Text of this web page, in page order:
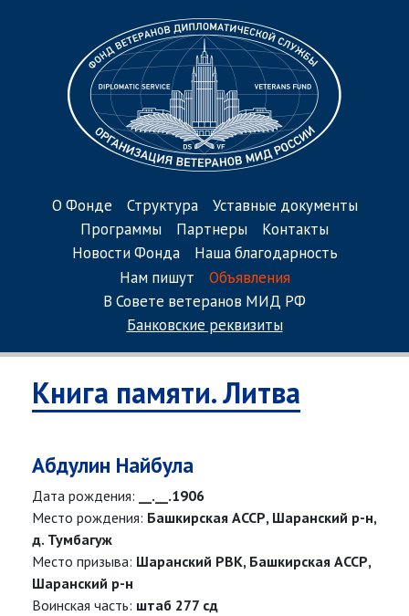
О Фонде Структура
Уставные документы
Программы
Партнеры
Контакты
Новости Фонда
Наша благодарность
Нам пишут
Объявления
В Совете ветеранов МИД РФ
Банковские реквизиты
Книга памяти. Литва
Абдулин Найбула
Дата рождения:
__.__.1906
Место рождения: Башкирская АССР, Шаранский р-н,
д. Тумбагуж
Место призыва: Шаранский РВК, Башкирская АССР,
Шаранский р-н
Воинская часть: штаб 277 сд